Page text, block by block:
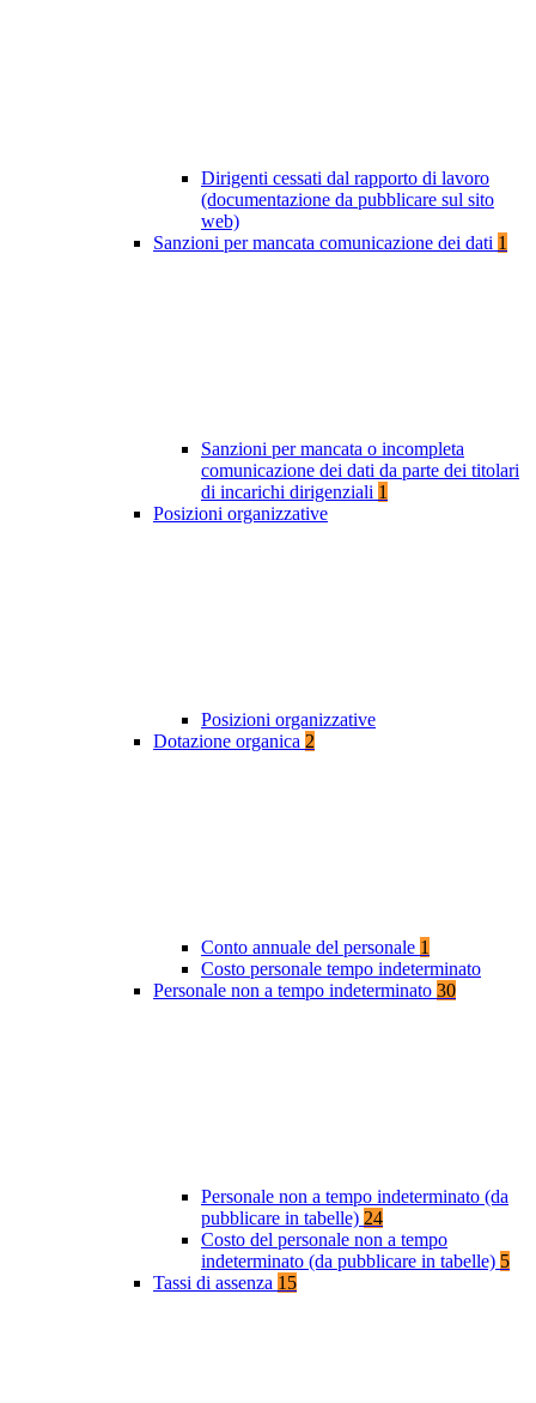
Dirigenti cessati dal rapporto di lavoro
(documentazione da pubblicare sul sito
web)
Sanzioni per mancata comunicazione dei dati 1
Sanzioni per mancata o incompleta
comunicazione dei dati da parte dei titolari
di incarichi dirigenziali 1
Posizioni organizzative
Posizioni organizzative
Dotazione organica 2
Conto annuale del personale 1
Costo personale tempo indeterminato
Personale non a tempo indeterminato 30
Personale non a tempo indeterminato (da
pubblicare in tabelle) 24
Costo del personale non a tempo
indeterminato (da pubblicare in tabelle) 5
Tassi di assenza 15